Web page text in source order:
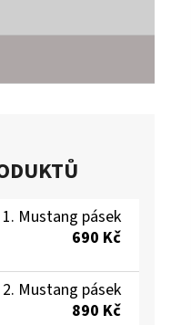
Mustang pásek
690 Kč
Mustang pásek
890 Kč